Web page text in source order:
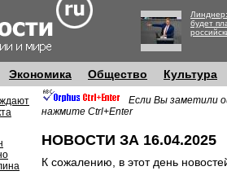
будет
Экономика Общество Культура
Если Вы заметили
нажмите Ctrl+Enter
НОВОСТИ ЗА 16.04.2025
К сожалению, в этот день